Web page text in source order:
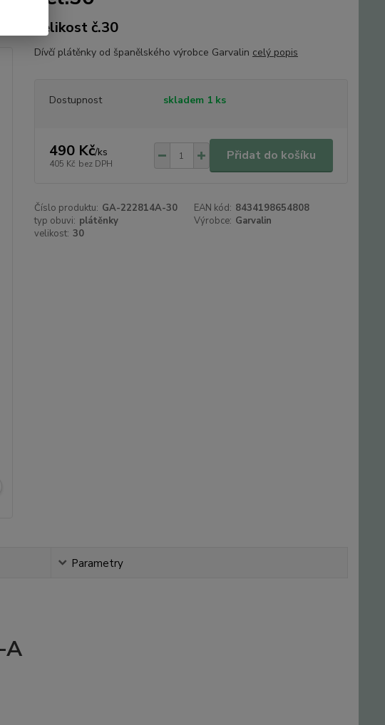
velikost č.30
Dívčí plátěnky od španělského výrobce Garvalin celý popis
Dostupnost skladem 1 ks
490 Kč/ks
405 Kč bez DPH
Přidat do košíku
Číslo produktu: GA-222814A-30 EAN kód: 8434198654808
typ obuvi: plátěnky Výrobce: Garvalin
velikost: 30
Parametry
A